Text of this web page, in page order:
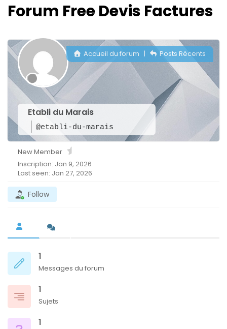
Forum Free Devis Factures
Etabli du Marais
@etabli-du-marais
Accueil du forum | Posts Récents
New Member
Inscription: Jan 9, 2026
Last seen: Jan 27, 2026
Follow
1
Messages du forum
1
Sujets
1